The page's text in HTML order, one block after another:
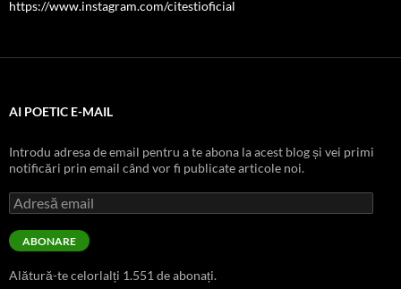
https://www.instagram.com/citestioficial
AI POETIC E-MAIL
Introdu adresa de email pentru a te abona la acest blog și vei primi
notificări prin email când vor fi publicate articole noi.
Adresă
email
ABONARE
Alătură-te celorlalți 1.551 de abonați.